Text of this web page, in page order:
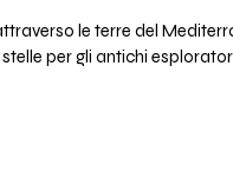
le terre del
per gli antichi